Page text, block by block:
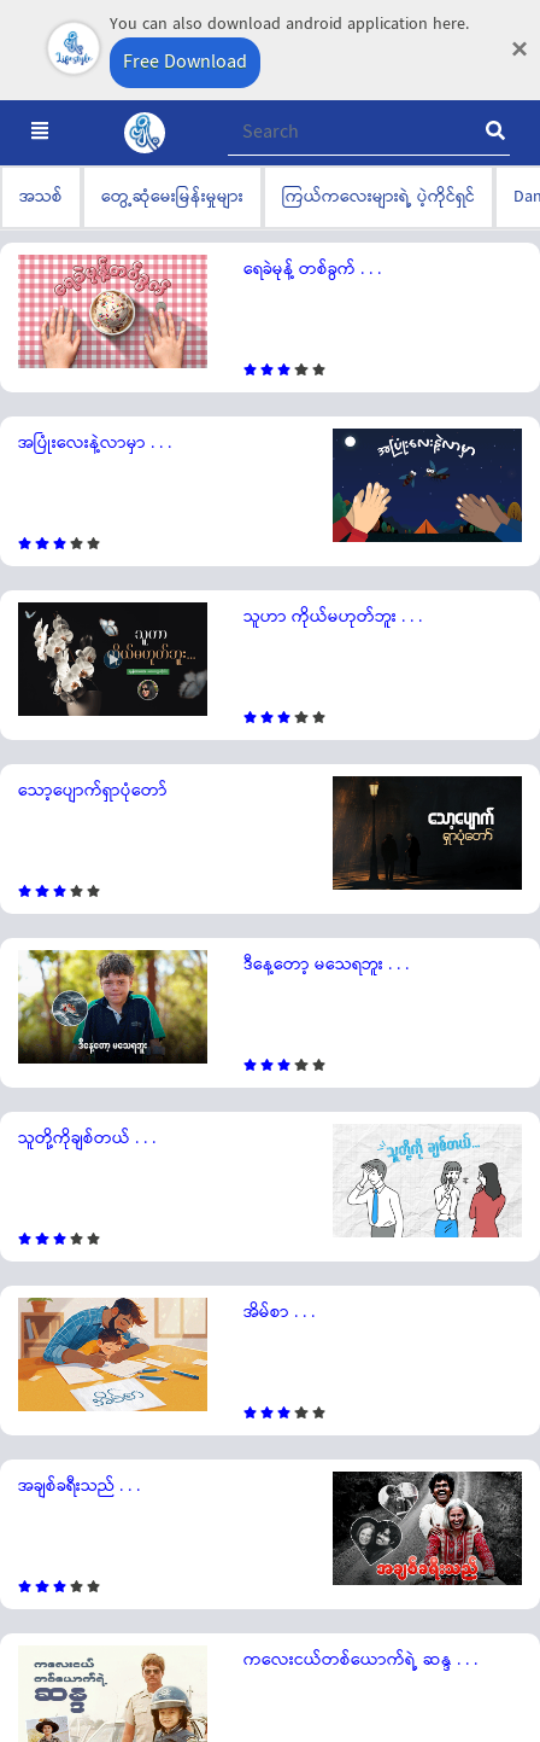
You can also download android application here.
Free Download ×
အသစ် တွေ့ဆုံမေးမြန်းမှုများ ကြယ်ကလေးများရဲ့ ပဲ့ကိုင်ရှင်
ရေခဲမုန့် တစ်ခွက် . . .
အပြုံးလေးနဲ့လာမှာ . . .
သူဟာ ကိုယ်မဟုတ်ဘူး . . .
သော့ပျောက်ရှာပုံတော်
ဒီနေ့တော့ မသေရဘူး . . .
သူတို့ကိုချစ်တယ် . . .
အိမ်စာ . . .
အချစ်ခရီးသည် . . .
ကလေးငယ်တစ်ယောက်ရဲ့ ဆန္ဒ . . .